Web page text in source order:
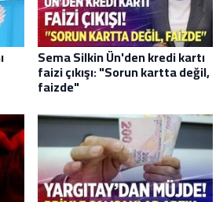
Sema Silkin Ün'den kredi kartı
faizi çıkışı: "Sorun kartta değil,
faizde"